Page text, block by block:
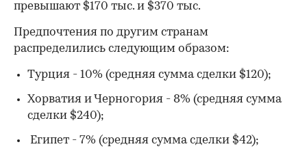
превышают $170 тыс. и $370 тыс.
Предпочтения по другим странам
распределились следующим образом:
Турция - 10% (средняя сумма сделки $120);
Хорватия и Черногория - 8% (средняя сумма
сделки $240);
Египет - 7% (средняя сумма сделки $42);